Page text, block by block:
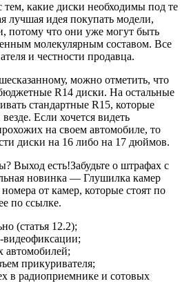
тем, какие диски необходимы под те
лучшая идея покупать модели,
потому что они уже могут быть
молекулярным составом. Все
и честности продавца.
можно отметить, что
R14 диски. На остальные
стандартные R15, которые
Если хочется видеть
на своем автомобиле, то
диски на 16 либо на 17 дюймов.
Выход есть!Забудьте о штрафах с
новинка — Глушилка камер
от камер, которые стоят по
по ссылке.
(статья 12.2);
автомобилей;
прикуривателя;
в радиоприемнике и сотовых